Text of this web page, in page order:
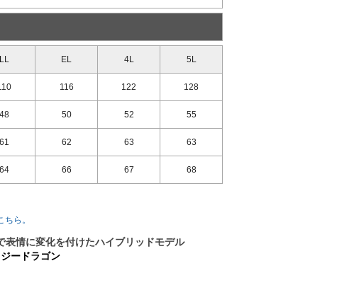
LL EL 4L 5L
116 122 128
48 50 52 55
61 62 63 63
64 66 67 68
ちら。
情に変化を付けたハイブリッドモデル
ードラゴン